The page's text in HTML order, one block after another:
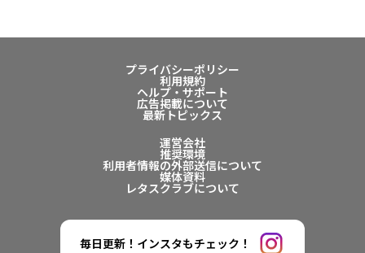
プライバシーポリシー
利用規約
ヘルプ・サポート
広告掲載について
最新トピックス
運営会社
推奨環境
利用者情報の外部送信について
媒体資料
レタスクラブについて
毎日更新！インスタもチェック！